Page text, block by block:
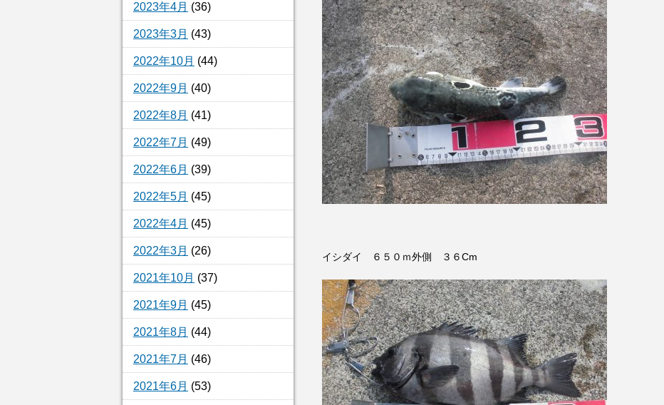
2023年4月 (36)
2023年3月 (43)
2022年10月 (44)
2022年9月 (40)
2022年8月 (41)
2022年7月 (49)
2022年6月 (39)
2022年5月 (45)
2022年4月 (45)
2022年3月 (26)
2021年10月 (37)
2021年9月 (45)
2021年8月 (44)
2021年7月 (46)
2021年6月 (53)
イシダイ ６５０ｍ外側 ３６Cm